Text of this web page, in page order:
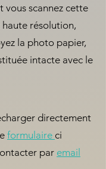
vous scannez cette
résolution,
la photo papier,
intacte avec le
directement
formulaire ci
par email